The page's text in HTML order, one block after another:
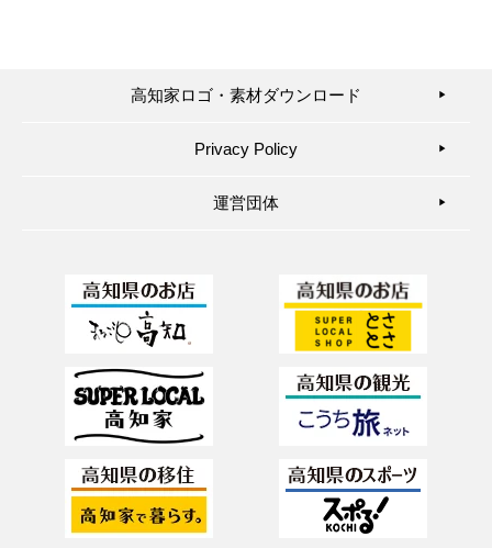
高知家ロゴ・素材ダウンロード ▶︎
Privacy Policy ▶︎
運営団体 ▶︎